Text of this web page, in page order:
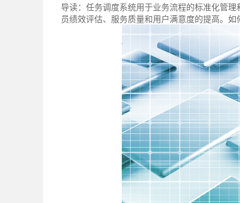
导读： 任务调度系统用于业务流程的标准化管
员绩效评估、服务质量和用户满意度的提高。